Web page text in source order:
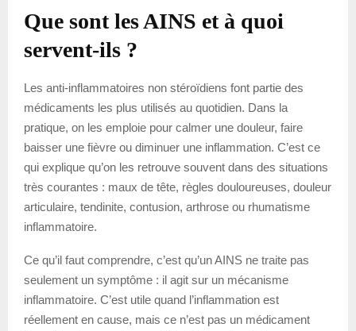
Que sont les AINS et à quoi
servent-ils ?
Les anti-inflammatoires non stéroïdiens font partie des
médicaments les plus utilisés au quotidien. Dans la
pratique, on les emploie pour calmer une douleur, faire
baisser une fièvre ou diminuer une inflammation. C’est ce
qui explique qu’on les retrouve souvent dans des situations
très courantes : maux de tête, règles douloureuses, douleur
articulaire, tendinite, contusion, arthrose ou rhumatisme
inflammatoire.
Ce qu’il faut comprendre, c’est qu’un AINS ne traite pas
seulement un symptôme : il agit sur un mécanisme
inflammatoire. C’est utile quand l’inflammation est
réellement en cause, mais ce n’est pas un médicament